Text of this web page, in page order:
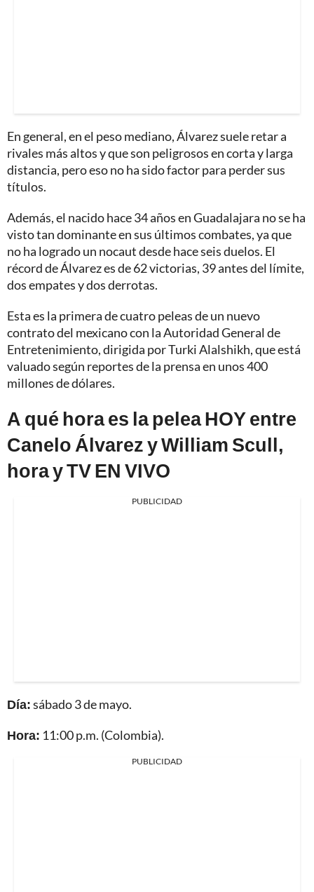
En general, en el peso mediano, Álvarez suele retar a
rivales más altos y que son peligrosos en corta y larga
distancia, pero eso no ha sido factor para perder sus
títulos.
Además, el nacido hace 34 años en Guadalajara no se ha
visto tan dominante en sus últimos combates, ya que
no ha logrado un nocaut desde hace seis duelos. El
récord de Álvarez es de 62 victorias, 39 antes del límite,
dos empates y dos derrotas.
Esta es la primera de cuatro peleas de un nuevo
contrato del mexicano con la Autoridad General de
Entretenimiento, dirigida por Turki Alalshikh, que está
valuado según reportes de la prensa en unos 400
millones de dólares.
A qué hora es la pelea HOY entre
Canelo Álvarez y William Scull,
hora y TV EN VIVO
PUBLICIDAD
Día:sábado 3 de mayo.
Hora: 11:00 p.m. (Colombia).
PUBLICIDAD